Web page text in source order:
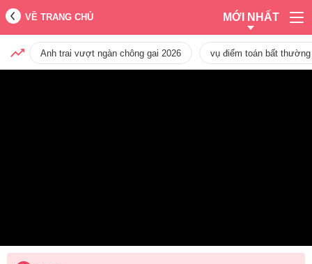
VỀ TRANG CHỦ MỚI NHẤT
Anh trai vượt ngàn chông gai 2026 vụ điểm toán bất